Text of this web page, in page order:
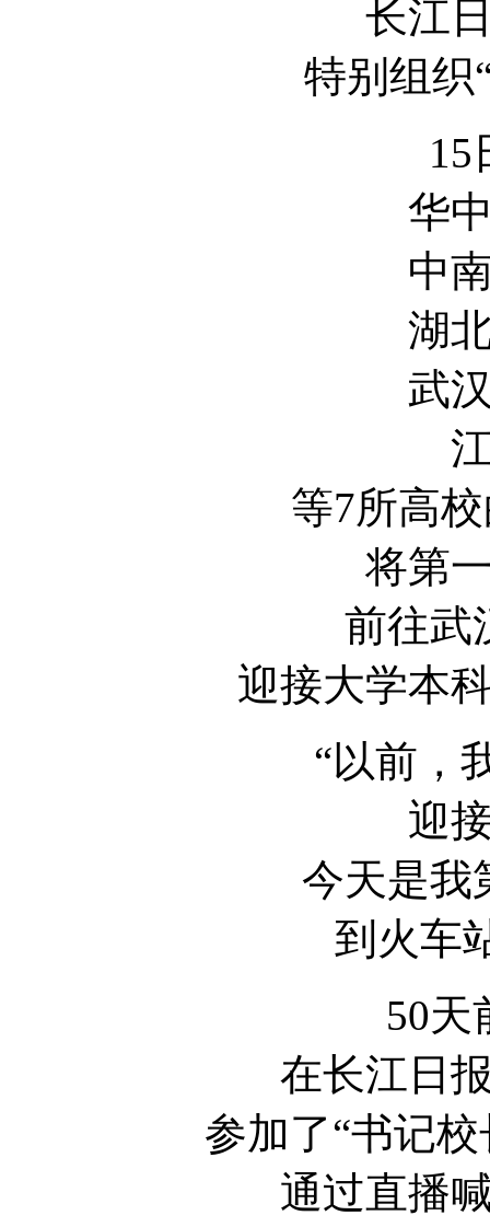
长江
特别组织
华
中
湖
武
等7所高
将第
前往武
迎接大学本
“以前，
迎
今天是我
到火车
50天
在长江日
参加了“书记校
通过直播